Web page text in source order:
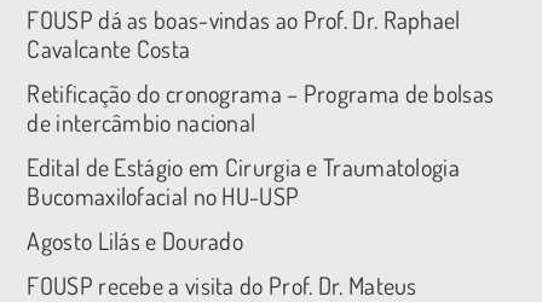
FOUSP dá as boas-vindas ao Prof. Dr. Raphael
Cavalcante Costa
Retificação do cronograma – Programa de bolsas
de intercâmbio nacional
Edital de Estágio em Cirurgia e Traumatologia
Bucomaxilofacial no HU-USP
Agosto Lilás e Dourado
FOUSP recebe a visita do Prof. Dr. Mateus